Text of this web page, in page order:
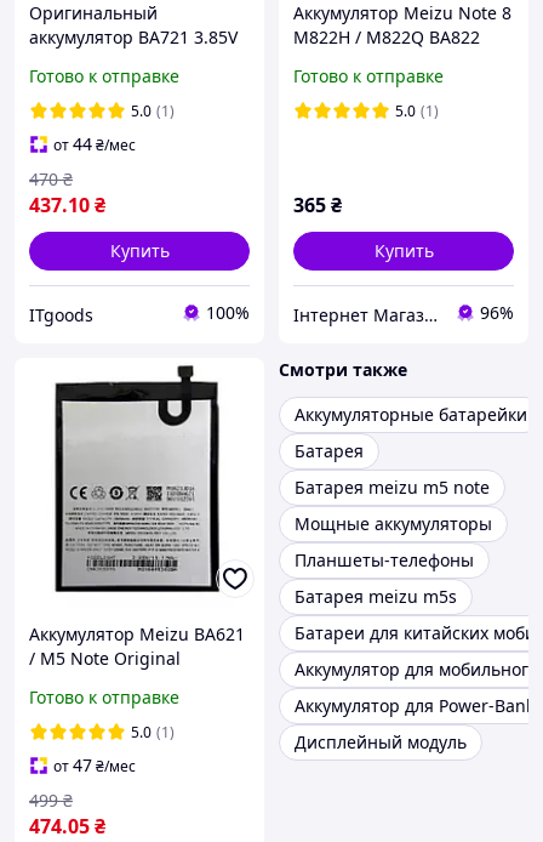
Оригинальный
аккумулятор BA721 3.85V
Note M721H, M721L,
M721Q, M721M M721,
Original (PRC)
Готово к отправке
5.0 (1)
от44₴/мес
437.10₴
470 ₴
Купить
ITgoods 100%
Аккумулятор Meizu Note 8
M822H / M822Q BA822
Готово к отправке
5.0 (1)
365₴
Купить
Інтернет Магазин "max-it.com.ua" 96%
Аккумулятор Meizu BA621
/ M5 Note Original
Готово к отправке
5.0 (1)
от47₴/мес
474.05₴
499 ₴
Смотри также
Аккумуляторные батарейки
Батарея
Батарея meizu m5 note
Мощные аккумуляторы
Планшеты-телефоны
Батарея meizu m5s
Батареи для китайских
Аккумулятор для
Аккумулятор для Power-Bank
Дисплейный модуль